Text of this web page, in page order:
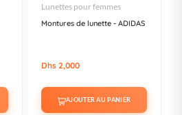
Lunettes pour femmes
Montures de lunette - ADIDAS
Dhs 2,000
AJOUTER AU PANIER